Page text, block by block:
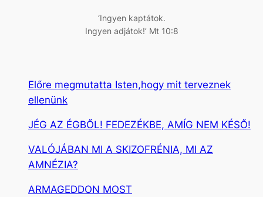
‘Ingyen kaptátok.
Ingyen adjátok!’ Mt 10:8
Előre megmutatta Isten,hogy mit terveznek
ellenünk
JÉG AZ ÉGBŐL! FEDEZÉKBE, AMÍG NEM KÉSŐ!
VALÓJÁBAN MI A SKIZOFRÉNIA, MI AZ
AMNÉZIA?
ARMAGEDDON MOST